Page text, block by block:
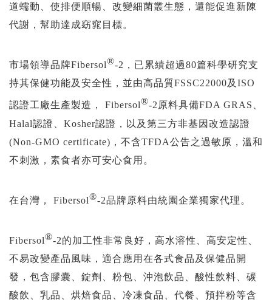
道蠕動、使排便順暢、改變細菌叢生態，還能促進新陳
代謝，幫助達成窈窕目標。
市場領導品牌Fibersol®-2，已累績超過80篇科學研究支
持其保健功能及安全性，並由高品質FSSC22000及ISO
認證工廠生產製造， Fibersol®-2原料具備FDA GRAS、
Halal認證、Kosher認證，以及第三方非基因改造認證
(Non-GMO certificate)，不含TFDA公告之過敏原，溫和
不刺激，素食者亦可安心食用。
在台灣， Fibersol®-2品牌原料由統園企業獨家代理。
Fibersol®-2的加工性非常良好，高水溶性、高安定性、
不易改變產品風味，適合應用在各式食品及保健品開
發，包含膠囊、錠劑、粉包、沖泡飲品、酸性飲料、碳
酸飲、乳品、烘焙食品、冷凍食品、代餐、預拌粉等含